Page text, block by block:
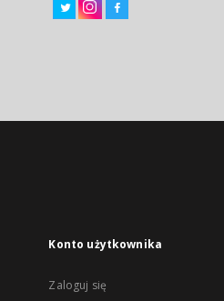
Konto użytkownika
Zaloguj się